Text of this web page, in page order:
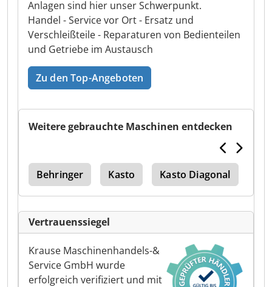
Anlagen sind hier unser Schwerpunkt.
Handel - Service vor Ort - Ersatz und
Verschleißteile - Reparaturen von Bedienteilen
und Getriebe im Austausch
Zu den Top-Angeboten
Weitere gebrauchte Maschinen entdecken
Behringer Kasto Kasto Diagonal
Vertrauenssiegel
Krause Maschinenhandels-&
Service GmbH wurde
erfolgreich verifiziert und mit